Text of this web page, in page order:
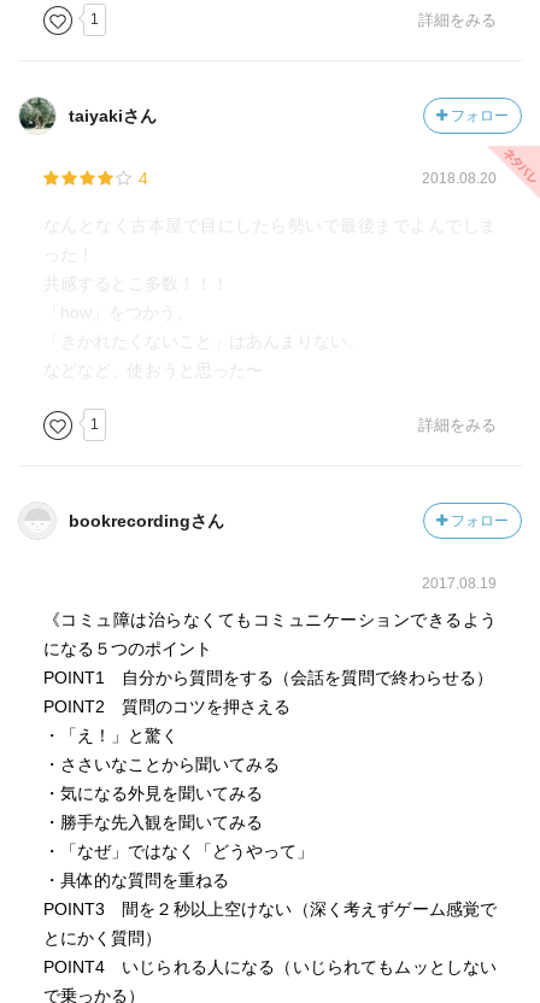
過程を聞いた方が結果的に理由が聞けたりする。
・会話は2秒あけないゲームと考えればＯＫ
見てみる。周りが受けたらOK。ムッとしないでのっかる。
・愚者戦略
・タブーなことは実はそんなにない。聞いちゃいけないと
真剣な人だし練習しさえすれば会話が上手くなる可能性を
持っている。
｢言われた時にへこまない｣
1 詳細をみる
taiyakiさん フォロー
4 2018.08.20
なんとなく古本屋で目にしたら勢いで最後までよんでしま
った！
共感するとこ多数！！！
「how」をつかう。
「きかれたくないこと」はあんまりない。
などなど、使おうと思った〜
1 詳細をみる
bookrecordingさん フォロー
2017.08.19
《コミュ障は治らなくてもコミュニケーションできるよう
になる５つのポイント
POINT1 自分から質問をする（会話を質問で終わらせる）
POINT2 質問のコツを押さえる
・「え！」と驚く
・ささいなことから聞いてみる
・気になる外見を聞いてみる
・勝手な先入観を聞いてみる
・「なぜ」ではなく「どうやって」
・具体的な質問を重ねる
POINT3 間を２秒以上空けない（深く考えずゲーム感覚で
とにかく質問）
POINT4 いじられる人になる（いじられてもムッとしない
で乗っかる）